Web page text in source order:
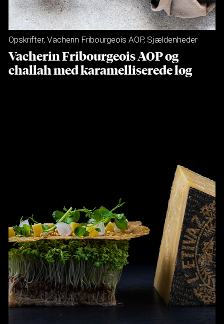
Opskrifter, Vacherin Fribourgeois AOP, Sjældenheder
Vacherin Fribourgeois AOP og
challah med karamelliserede løg